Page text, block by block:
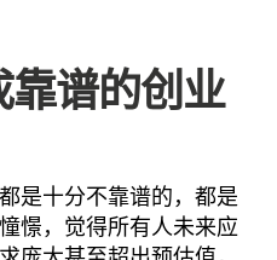
谱的创业
是十分不靠谱的，都是
憬，觉得所有人未来应